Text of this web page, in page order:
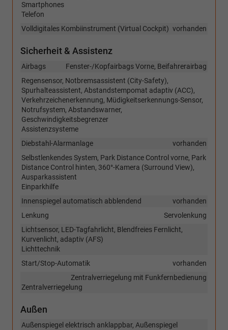
Smartphones
Telefon
vorhanden
Volldigitales Kombiinstrument (Virtual Cockpit)
Sicherheit & Assistenz
Fenster-/Kopfairbags Vorne, Beifahrerairbag
Airbags
Regensensor, Notbremsassistent (City-Safety),
Spurhalteassistent, Abstandstempomat adaptiv (ACC),
Verkehrzeichenerkennung, Müdigkeitserkennungs-Sensor,
Notrufsystem, Abstandswarner,
Geschwindigkeitsbegrenzer
Assistenzsysteme
vorhanden
Diebstahl-Alarmanlage
Selbstlenkendes System, Park Distance Control vorne, Park
Distance Control hinten, 360°-Kamera (Surround View),
Ausparkassistent
Einparkhilfe
vorhanden
Innenspiegel automatisch abblendend
Servolenkung
Lenkung
Lichtsensor, LED-Tagfahrlicht, Blendfreies Fernlicht,
Kurvenlicht, adaptiv (AFS)
Lichttechnik
vorhanden
Start/Stop-Automatik
Zentralverriegelung mit Funkfernbedienung
Zentralverriegelung
Außen
Außenspiegel elektrisch anklappbar, Außenspiegel